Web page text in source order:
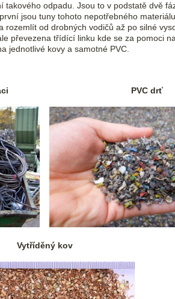
takového odpadu. Jsou to v podstatě dvě
jsou tuny tohoto nepotřebného
rozemlít od drobných vodičů až po silné
převezena třídící linku kde se za pomoci
jednotlivé kovy a samotné PVC.
PVC drť
Vytříděný kov